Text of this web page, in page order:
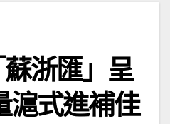
浙匯」呈
滬式進補佳